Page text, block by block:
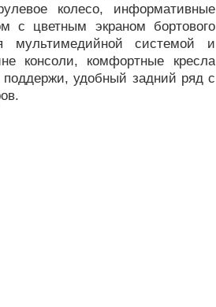
колесо, информативные
с цветным экраном бортового
мультимедийной системой и
консоли, комфортные кресла
удобный задний ряд с